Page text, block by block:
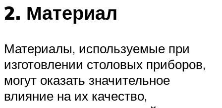
2. Материал
Материалы, используемые при
изготовлении столовых приборов,
могут оказать значительное
влияние на их качество,